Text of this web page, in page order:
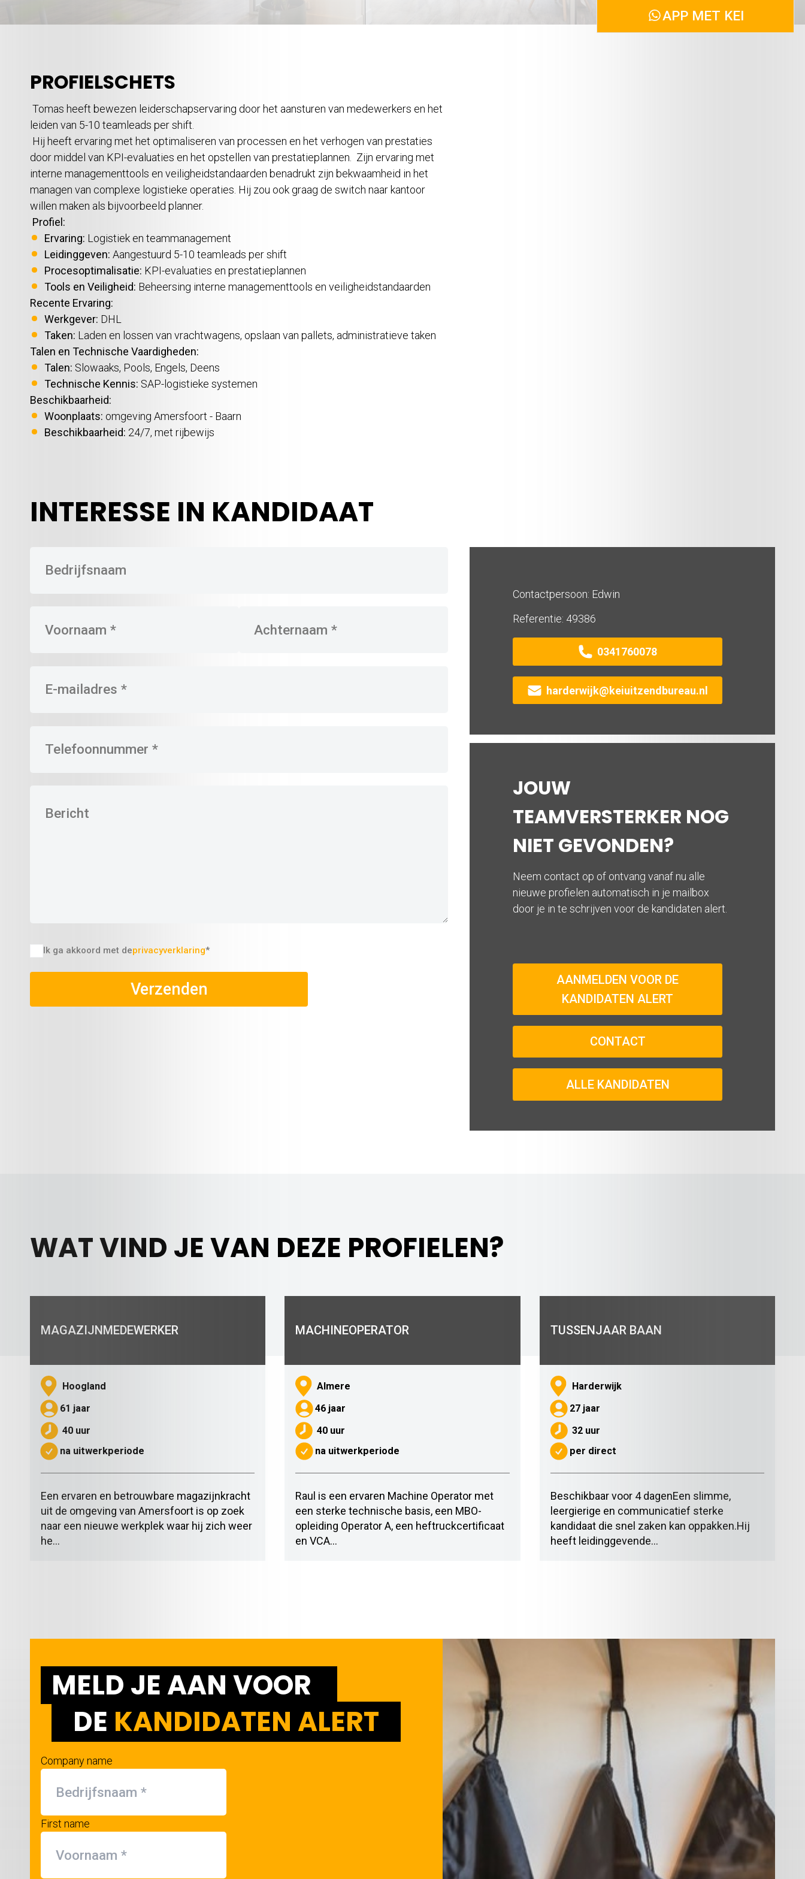
PROFIELSCHETS
Tomas heeft bewezen leiderschapservaring door het aansturen van medewerkers en het
leiden van 5-10 teamleads per shift.
Hij heeft ervaring met het optimaliseren van processen en het verhogen van prestaties
door middel van KPI-evaluaties en het opstellen van prestatieplannen. Zijn ervaring met
interne managementtools en veiligheidstandaarden benadrukt zijn bekwaamheid in het
managen van complexe logistieke operaties. Hij zou ook graag de switch naar kantoor
willen maken als bijvoorbeeld planner.
Profiel:
Ervaring: Logistiek en teammanagement
Leidinggeven: Aangestuurd 5-10 teamleads per shift
Procesoptimalisatie: KPI-evaluaties en prestatieplannen
Tools en Veiligheid: Beheersing interne managementtools en veiligheidstandaarden
Recente Ervaring:
Werkgever: DHL
Taken: Laden en lossen van vrachtwagens, opslaan van pallets, administratieve taken
Talen en Technische Vaardigheden:
Talen: Slowaaks, Pools, Engels, Deens
Technische Kennis: SAP-logistieke systemen
Beschikbaarheid:
Woonplaats: omgeving Amersfoort - Baarn
Beschikbaarheid: 24/7, met rijbewijs
INTERESSE IN KANDIDAAT
Ik ga akkoord met deprivacyverklaring*
Verzenden
Contactpersoon: Edwin
Referentie: 49386
0341760078
harderwijk@keiuitzendbureau.nl
JOUW
TEAMVERSTERKER NOG
NIET GEVONDEN?
Neem contact op of ontvang vanaf nu alle
nieuwe profielen automatisch in je mailbox
door je in te schrijven voor de kandidaten alert.
AANMELDEN VOOR DE
KANDIDATEN ALERT
CONTACT
ALLE KANDIDATEN
WAT VIND JE VAN DEZE PROFIELEN?
MAGAZIJNMEDEWERKER
Hoogland
61 jaar
40 uur
na uitwerkperiode
Een ervaren en betrouwbare magazijnkracht
uit de omgeving van Amersfoort is op zoek
naar een nieuwe werkplek waar hij zich weer
he...
MACHINEOPERATOR
Almere
46 jaar
40 uur
na uitwerkperiode
Raul is een ervaren Machine Operator met
een sterke technische basis, een MBO-
opleiding Operator A, een heftruckcertificaat
en VCA...
TUSSENJAAR BAAN
Harderwijk
27 jaar
32 uur
per direct
Beschikbaar voor 4 dagenEen slimme,
leergierige en communicatief sterke
kandidaat die snel zaken kan oppakken.Hij
heeft leidinggevende...
MELD JE AAN VOOR
DE KANDIDATEN ALERT
Company name
First name